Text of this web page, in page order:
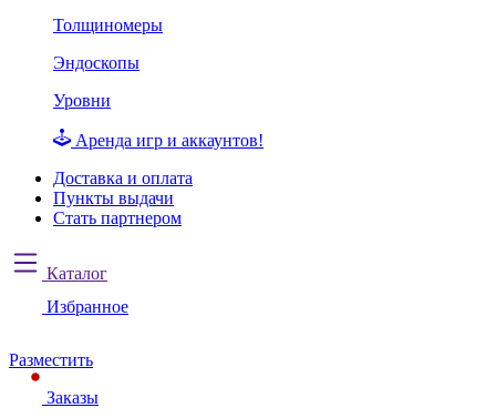
Толщиномеры
Эндоскопы
Уровни
Аренда игр и аккаунтов!
Доставка и оплата
Пункты выдачи
Стать партнером
Каталог
Избранное
Разместить
Заказы